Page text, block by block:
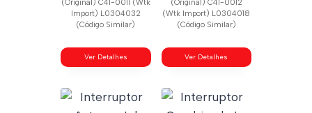
(Original) C41-0011 (Wtk
Import) L0304032
(Código Similar)
Ver Detalhes
(Original) C41-0012
(Wtk Import) L0304018
(Código Similar)
Ver Detalhes